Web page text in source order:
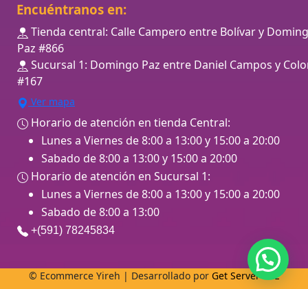
Encuéntranos en:
Tienda central: Calle Campero entre Bolívar y
Paz #866
Sucursal 1: Domingo Paz entre Daniel Campos y
#167
Ver mapa
Horario de atención en tienda Central:
Lunes a Viernes de 8:00 a 13:00 y 15:00 a 20:00
Sabado de 8:00 a 13:00 y 15:00 a 20:00
Horario de atención en Sucursal 1:
Lunes a Viernes de 8:00 a 13:00 y 15:00 a 20:00
Sabado de 8:00 a 13:00
+(591) 78245834
© Ecommerce Yireh | Desarrollado por Get Server SRL